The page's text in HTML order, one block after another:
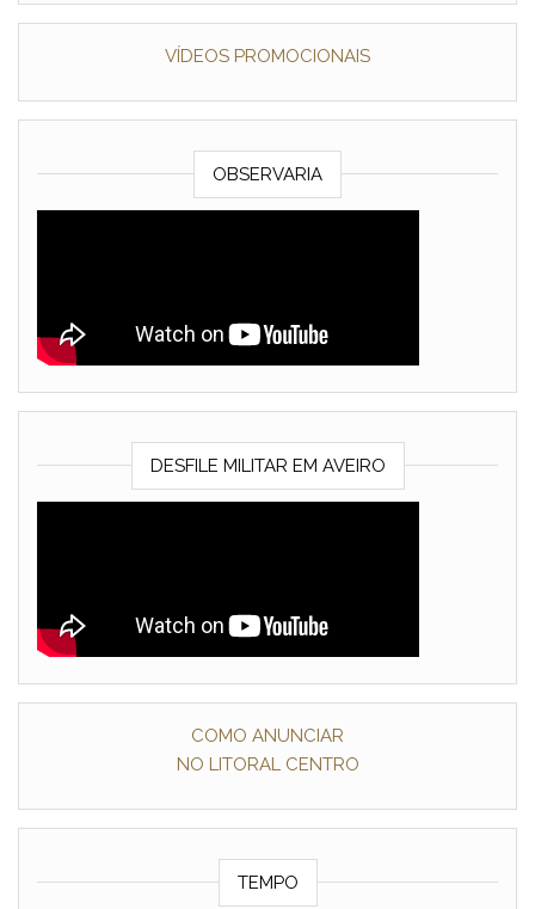
VÍDEOS PROMOCIONAIS
OBSERVARIA
DESFILE MILITAR EM AVEIRO
COMO ANUNCIAR
NO LITORAL CENTRO
TEMPO